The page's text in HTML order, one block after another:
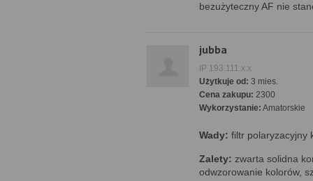
bezużyteczny AF nie
jubba
IP 193.111.x.x
Użytkuje od: 3 mies.
Cena zakupu: 2300
Wykorzystanie: Amatorskie
Wady: filtr polaryzacyjny
Zalety: zwarta solidna
odwzorowanie kolorów,